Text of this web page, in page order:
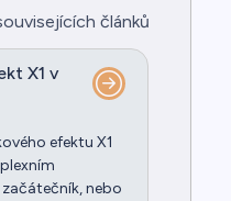
článků
X1 v
efektu X1
nebo